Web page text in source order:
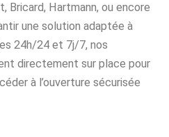
Bricard, Hartmann, ou encore
une solution adaptée à
24h/24 et 7j/7, nos
directement sur place pour
à l’ouverture sécurisée